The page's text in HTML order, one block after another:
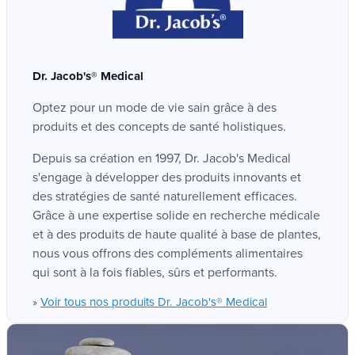
et bromélaïne
enzymes végétales, papaïne (de la papaye) et
bromélaïne (de l'ananas), est ce qui rend la
Quercétine-Phospholipide de Dr Jacob's® si
Optimisé par les oligo-
éléments
Pour soutenir votre immunité
Le système immunitaire est le système de
défense biologique de notre organisme.
Tenir hors de portée des enfants.
Les compléments alimentaires ne doivent pas
être utilisés comme substituts à une
de vie sain.
Papaye
Riches en antioxydants et en nutriments essentiels,
nos produits à base de papaye sont conçus pour
accompagner votre bien-être général. En...
»voir tous nos produits papaye
Acérola
Dr. Jacob's® Medical
Code EAN
4041246501322
NUT
Dr. Jacob's® Medical
Optez pour un mode de vie sain grâce à des
produits et des concepts de santé holistiques.
Depuis sa création en 1997, Dr. Jacob's Medical
s'engage à développer des produits innovants et
des stratégies de santé naturellement efficaces.
Grâce à une expertise solide en recherche médicale
et à des produits de haute qualité à base de plantes,
nous vous offrons des compléments alimentaires
qui sont à la fois fiables, sûrs et performants.
» Voir tous nos produits Dr. Jacob's® Medical